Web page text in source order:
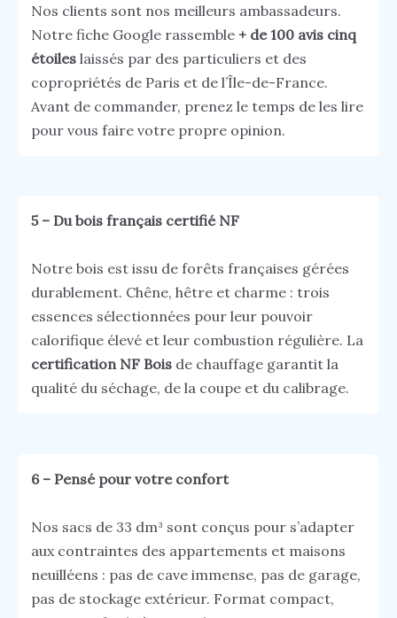
Nos clients sont nos meilleurs ambassadeurs.
Notre fiche Google rassemble + de 100 avis cinq
étoiles laissés par des particuliers et des
copropriétés de Paris et de l’Île-de-France.
Avant de commander, prenez le temps de les lire
pour vous faire votre propre opinion.
5 – Du bois français certifié NF
Notre bois est issu de forêts françaises gérées
durablement. Chêne, hêtre et charme : trois
essences sélectionnées pour leur pouvoir
calorifique élevé et leur combustion régulière. La
certification NF Bois de chauffage garantit la
qualité du séchage, de la coupe et du calibrage.
6 – Pensé pour votre confort
Nos sacs de 33 dm³ sont conçus pour s’adapter
aux contraintes des appartements et maisons
neuilléens : pas de cave immense, pas de garage,
pas de stockage extérieur. Format compact,